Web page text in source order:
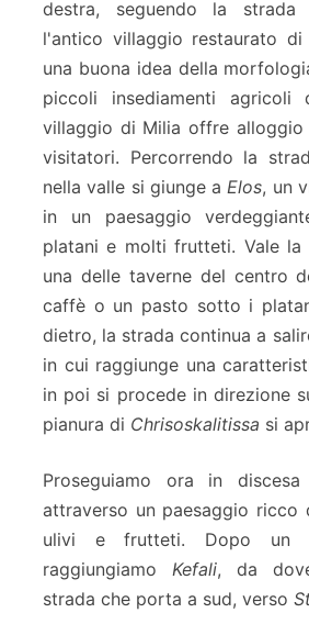
destra, seguendo la
l'antico villaggio restaurato
una buona idea della
piccoli insediamenti agricoli
villaggio di Milia offre alloggio
visitatori. Percorrendo la
nella valle si giunge a Elos, un
in un paesaggio
platani e molti frutteti. Vale la
una delle taverne del centro
caffè o un pasto sotto i
dietro, la strada continua a
in cui raggiunge una
in poi si procede in direzione
pianura di Chrisoskalitissa si
Proseguiamo ora in
attraverso un paesaggio ricco
ulivi e frutteti. Dopo un
raggiungiamo Kefali, da
strada che porta a sud, verso